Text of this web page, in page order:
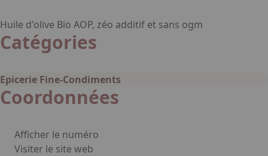
Facebook
Huile d'olive Bio AOP, zéo additif et sans ogm
Catégories
Epicerie Fine-Condiments
Coordonnées
Afficher le numéro
Visiter le site web